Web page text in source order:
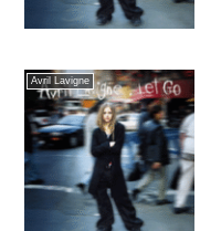
Avril Lavigne